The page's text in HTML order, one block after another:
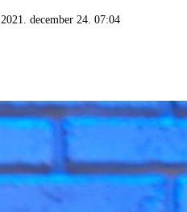
2021. december 24. 07:04